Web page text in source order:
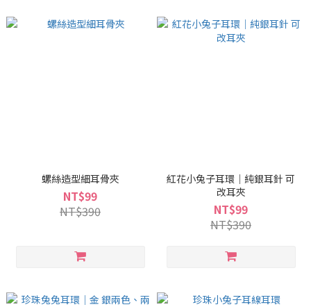
螺絲造型細耳骨夾
NT$99
NT$390
紅花小兔子耳環｜純銀耳針 可
改耳夾
NT$99
NT$390